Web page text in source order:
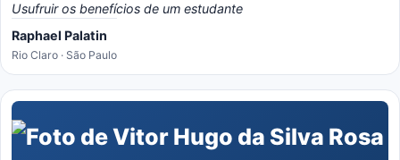
Usufruir os benefícios de um estudante
Raphael Palatin
Rio Claro · São Paulo